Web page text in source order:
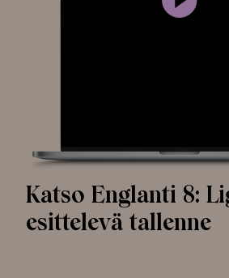
Katso Englanti 8:
esittelevä tallenne